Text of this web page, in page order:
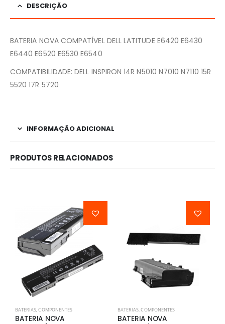
DESCRIÇÃO
BATERIA NOVA COMPATÍVEL DELL LATITUDE E6420 E6430
E6440 E6520 E6530 E6540
COMPATIBILIDADE: DELL INSPIRON 14R N5010 N7010 N7110 15R
5520 17R 5720
INFORMAÇÃO ADICIONAL
PRODUTOS RELACIONADOS
BATERIAS,COMPONENTES
BATERIA NOVA
BATERIAS,COMPONENTES
BATERIA NOVA